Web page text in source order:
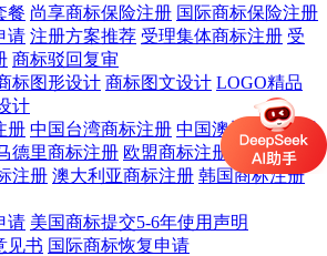
餐 尚享商标保险注册 国际商标保险注册
请 注册方案推荐 受理集体商标注册 受
商标驳回复审
标图形设计 商标图文设计 LOGO精品
计
册 中国台湾商标注册 中国澳门商标注册
德里商标注册 欧盟商标注册
英国商标
注册 澳大利亚商标注册 韩国商标注册
请 美国商标提交5-6年使用声明
见书 国际商标恢复申请